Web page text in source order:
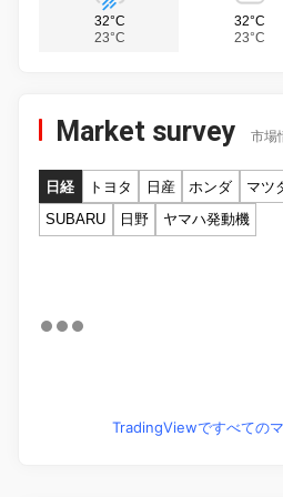
32°C
23°C
32°C
23°C
Market survey 市場
日経 トヨタ 日産 ホンダ マツ
SUBARU
日野 ヤマハ発動機
TradingViewですべての